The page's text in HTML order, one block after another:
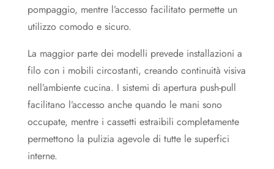
pompaggio, mentre l’accesso facilitato permette un
utilizzo comodo e sicuro.
La maggior parte dei modelli prevede installazioni a
filo con i mobili circostanti, creando continuità visiva
nell’ambiente cucina. I sistemi di apertura push-pull
facilitano l’accesso anche quando le mani sono
occupate, mentre i cassetti estraibili completamente
permettono la pulizia agevole di tutte le superfici
interne.